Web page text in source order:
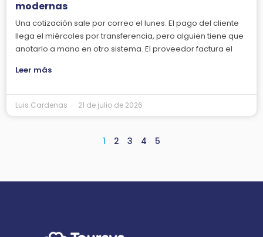
modernas
Una cotización sale por correo el lunes. El pago del cliente
llega el miércoles por transferencia, pero alguien tiene que
anotarlo a mano en otro sistema. El proveedor factura el
Leer más
Luis Cardenas 21 de julio de 2026
1 2 3 4 5